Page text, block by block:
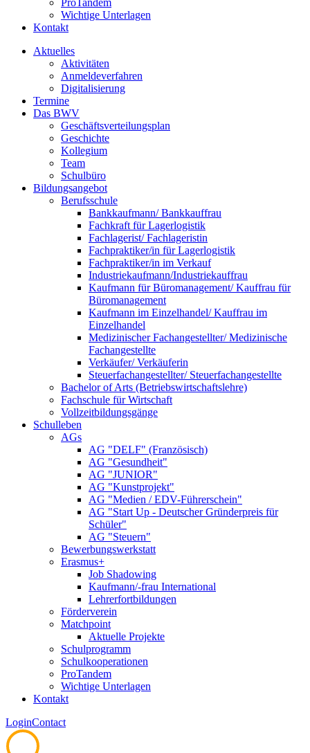
ProTandem
Wichtige Unterlagen
Kontakt
Aktuelles
Aktivitäten
Anmeldeverfahren
Digitalisierung
Termine
Das BWV
Geschäftsverteilungsplan
Geschichte
Kollegium
Team
Schulbüro
Bildungsangebot
Berufsschule
Bankkaufmann/ Bankkauffrau
Fachkraft für Lagerlogistik
Fachlagerist/ Fachlageristin
Fachpraktiker/in für Lagerlogistik
Fachpraktiker/in im Verkauf
Industriekaufmann/Industriekauffrau
Kaufmann für Büromanagement/ Kauffrau für
Büromanagement
Kaufmann im Einzelhandel/ Kauffrau im
Einzelhandel
Medizinischer Fachangestellter/ Medizinische
Fachangestellte
Verkäufer/ Verkäuferin
Steuerfachangestellter/ Steuerfachangestellte
Bachelor of Arts (Betriebswirtschaftslehre)
Fachschule für Wirtschaft
Vollzeitbildungsgänge
Schulleben
AGs
AG "DELF" (Französisch)
AG "Gesundheit"
AG "JUNIOR"
AG "Kunstprojekt"
AG "Medien / EDV-Führerschein"
AG "Start Up - Deutscher Gründerpreis für
Schüler"
AG "Steuern"
Bewerbungswerkstatt
Erasmus+
Job Shadowing
Kaufmann/-frau International
Lehrerfortbildungen
Förderverein
Matchpoint
Aktuelle Projekte
Schulprogramm
Schulkooperationen
ProTandem
Wichtige Unterlagen
Kontakt
LoginContact